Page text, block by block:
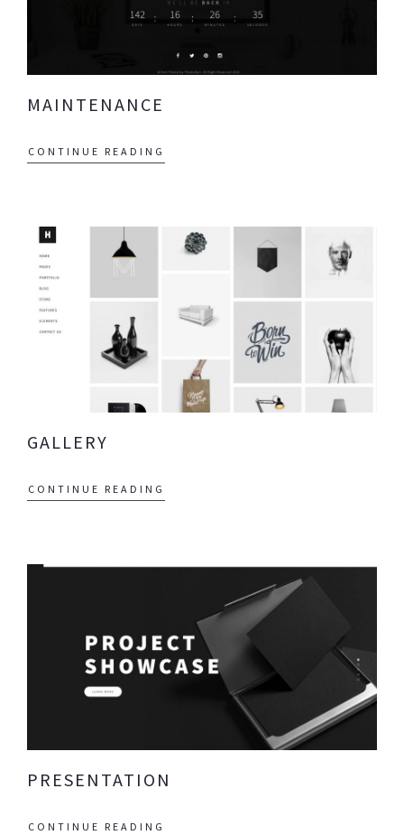
MAINTENANCE
CONTINUE READING
GALLERY
CONTINUE READING
PRESENTATION
CONTINUE READING